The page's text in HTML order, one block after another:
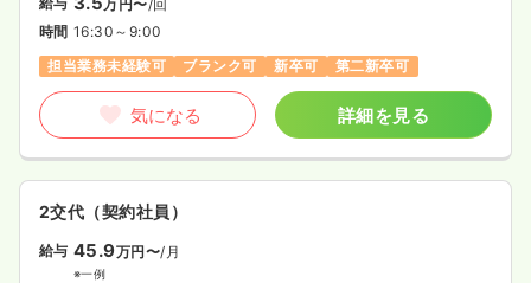
万円〜/回
時間 16:30～9:00
担当業務未経験可
ブランク可 新卒可 第二新卒可
気になる 詳細を見る
2交代（契約社員）
給与 45.9万円〜/月
※一例